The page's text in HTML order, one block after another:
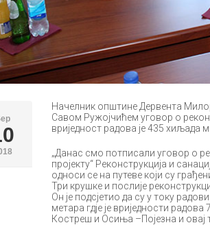
Начелник општине Дервента
Савом Ружојчићем уговор о
вриједност радова је 435 хиљада
„Данас смо потписали уговор о
пројекту“ Реконструкција и
односи се на путеве који су
Три крушке и послије
Он је подсјетио да су у току
метара гдје је вриједности
Костреш и Осиња –Појезна и овај